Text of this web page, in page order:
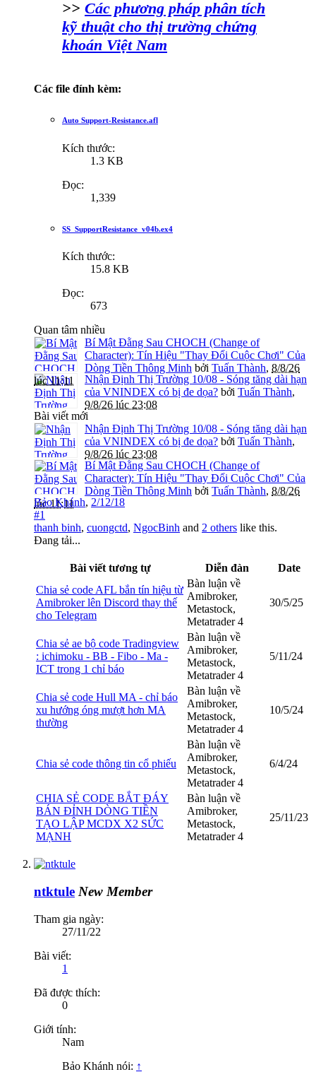
>> Các phương pháp phân tích
kỹ thuật cho thị trường chứng
khoán Việt Nam
Các file đính kèm:
Auto Support-Resistance.afl
Kích thước:
1.3 KB
Đọc:
1,339
SS_SupportResistance_v04b.ex4
Kích thước:
15.8 KB
Đọc:
673
Quan tâm nhiều
Bí Mật Đằng Sau CHOCH (Change of
Character): Tín Hiệu "Thay Đổi Cuộc Chơi" Của
Dòng Tiền Thông Minh bởi Tuấn Thành, 8/8/26
lúc 11:11
Nhận Định Thị Trường 10/08 - Sóng tăng dài hạn
của VNINDEX có bị đe dọa? bởi Tuấn Thành,
9/8/26 lúc 23:08
Bài viết mới
Nhận Định Thị Trường 10/08 - Sóng tăng dài hạn
của VNINDEX có bị đe dọa? bởi Tuấn Thành,
9/8/26 lúc 23:08
Bí Mật Đằng Sau CHOCH (Change of
Character): Tín Hiệu "Thay Đổi Cuộc Chơi" Của
Dòng Tiền Thông Minh bởi Tuấn Thành, 8/8/26
lúc 11:11
Bảo Khánh, 2/12/18
#1
thanh binh, cuongctd, NgocBinh and 2 others like this.
Đang tải...
Bài viết tương tự Diễn đàn
Date
Chia sẻ code AFL bắn tín hiệu từ
Amibroker lên Discord thay thế
cho Telegram
Bàn luận về
Amibroker,
Metastock,
Metatrader 4
30/5/25
Chia sẻ ae bộ code Tradingview
: ichimoku - BB - Fibo - Ma -
ICT trong 1 chỉ báo
Bàn luận về
Amibroker,
Metastock,
Metatrader 4
5/11/24
Chia sẻ code Hull MA - chỉ báo
xu hướng óng mượt hơn MA
thường
Bàn luận về
Amibroker,
Metastock,
Metatrader 4
10/5/24
Chia sẻ code thông tin cổ phiếu
Bàn luận về
Amibroker,
Metastock,
Metatrader 4
6/4/24
CHIA SẺ CODE BẮT ĐÁY
BÁN ĐỈNH DÒNG TIỀN
TẠO LẬP MCDX X2 SỨC
MẠNH
Bàn luận về
Amibroker,
Metastock,
Metatrader 4
25/11/23
ntktule New Member
Tham gia ngày:
27/11/22
Bài viết:
1
Đã được thích:
0
Giới tính:
Nam
Bảo Khánh nói: ↑